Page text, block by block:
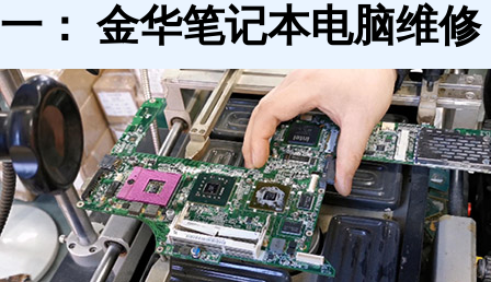
一： 金华笔记本电脑维修